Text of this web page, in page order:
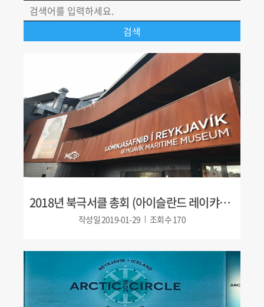
2018년 북극서클 총회 (아이슬란드 레이캬비크)
작성일2019-01-29 조회수170